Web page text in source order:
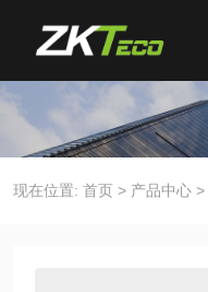
现在位置: 首页 > 产品中心 >